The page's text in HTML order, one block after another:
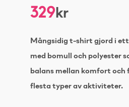
329kr
Mångsidig t-shirt gjord i
med bomull och polyester
balans mellan komfort och
flesta typer av aktiviteter.